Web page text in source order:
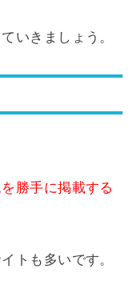
いきましょう。
勝手に掲載する
トも多いです。